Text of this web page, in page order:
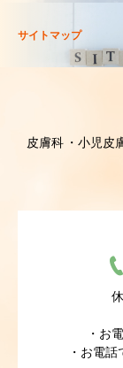
サイトマップ
皮膚科 小児皮
・お
・お電